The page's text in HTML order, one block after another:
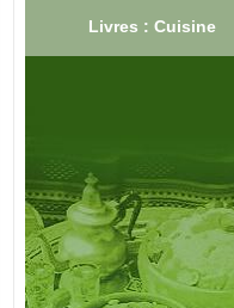
Livres : Cuisine